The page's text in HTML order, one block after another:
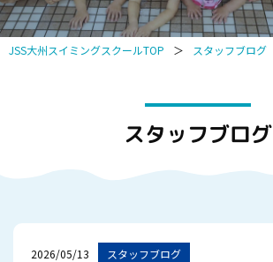
JSS大州スイミングスクールTOP ＞ スタッフブログ
スタッフブログ
2026/05/13 スタッフブログ